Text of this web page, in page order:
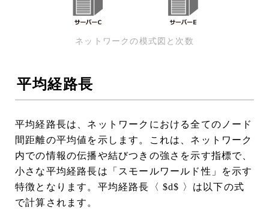
ネットワークの模式図と次数
平均経路長
平均経路長は、ネットワークにおける全てのノード
間距離の平均値を示します。これは、ネットワーク
内での情報の伝播や結びつきの強さを示す指標で、
小さな平均経路長は「スモールワールド性」を示す
特徴となります。平均経路長〈 $d$ 〉は以下の式
で計算されます。